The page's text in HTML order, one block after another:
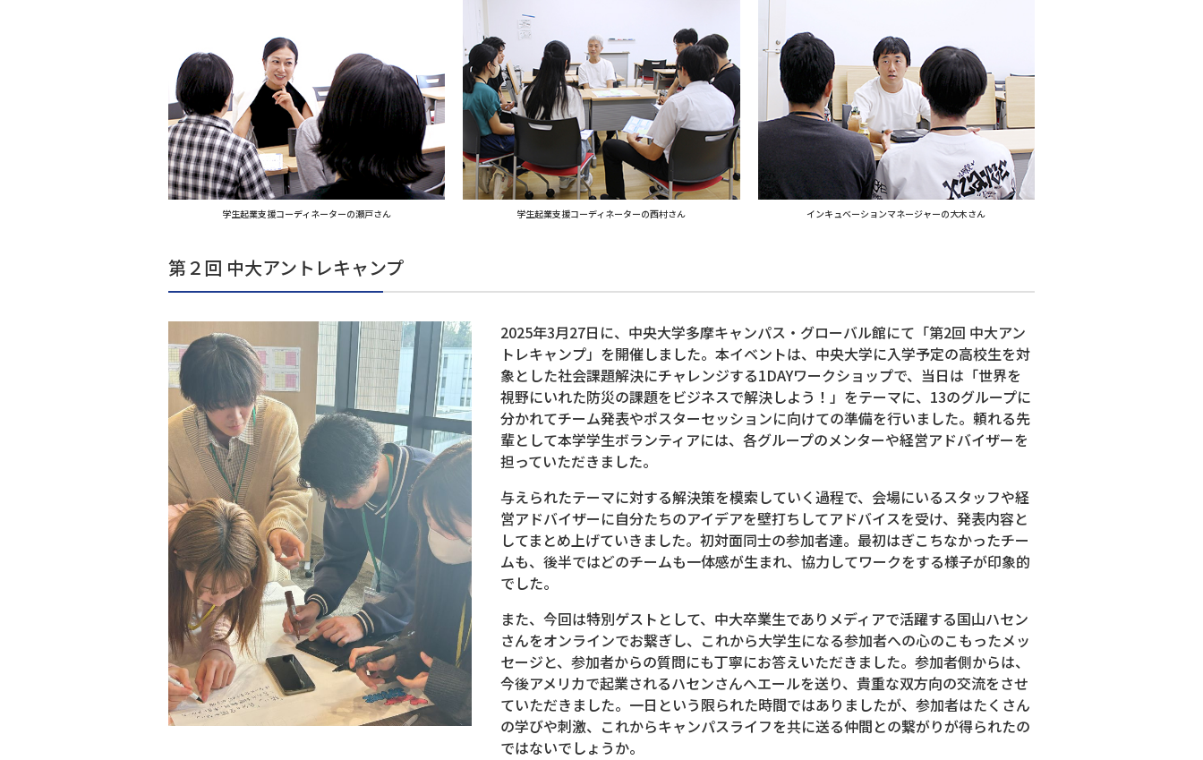
学生起業支援コーディネーターの瀬戸さん 学生起業支援コーディネーターの西村さん インキュベーションマネージャーの大木さん
第２回 中大アントレキャンプ
2025年3月27日に、中央大学多摩キャンパス・グローバル館にて「第2回 中大アン
トレキャンプ」を開催しました。本イベントは、中央大学に入学予定の高校生を対
象とした社会課題解決にチャレンジする1DAYワークショップで、当日は「世界を
視野にいれた防災の課題をビジネスで解決しよう！」をテーマに、13のグループに
分かれてチーム発表やポスターセッションに向けての準備を行いました。頼れる先
輩として本学学生ボランティアには、各グループのメンターや経営アドバイザーを
担っていただきました。
与えられたテーマに対する解決策を模索していく過程で、会場にいるスタッフや経
営アドバイザーに自分たちのアイデアを壁打ちしてアドバイスを受け、発表内容と
してまとめ上げていきました。初対面同士の参加者達。最初はぎこちなかったチー
ムも、後半ではどのチームも一体感が生まれ、協力してワークをする様子が印象的
でした。
また、今回は特別ゲストとして、中大卒業生でありメディアで活躍する国山ハセン
さんをオンラインでお繋ぎし、これから大学生になる参加者への心のこもったメッ
セージと、参加者からの質問にも丁寧にお答えいただきました。参加者側からは、
今後アメリカで起業されるハセンさんへエールを送り、貴重な双方向の交流をさせ
ていただきました。一日という限られた時間ではありましたが、参加者はたくさん
の学びや刺激、これからキャンパスライフを共に送る仲間との繋がりが得られたの
ではないでしょうか。